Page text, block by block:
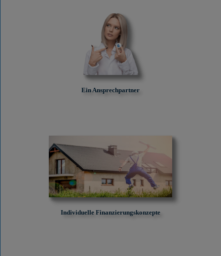
Ein Ansprechpartner
Individuelle Finanzierungskonzepte